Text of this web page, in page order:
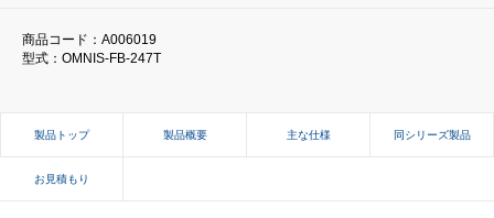
商品コード：A006019
型式：OMNIS-FB-247T
製品トップ 製品概要 主な仕様 同シリーズ製品
お見積もり